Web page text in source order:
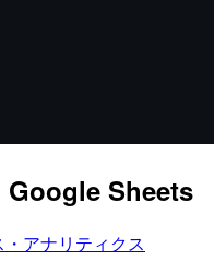
Sheets
・アナリティクス